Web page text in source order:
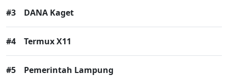
#3 DANA Kaget
#4 Termux X11
#5 Pemerintah Lampung